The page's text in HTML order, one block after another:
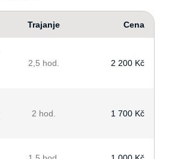
Trajanje Cena
2,5 hod. 2 200 Kč
2 hod. 1 700 Kč